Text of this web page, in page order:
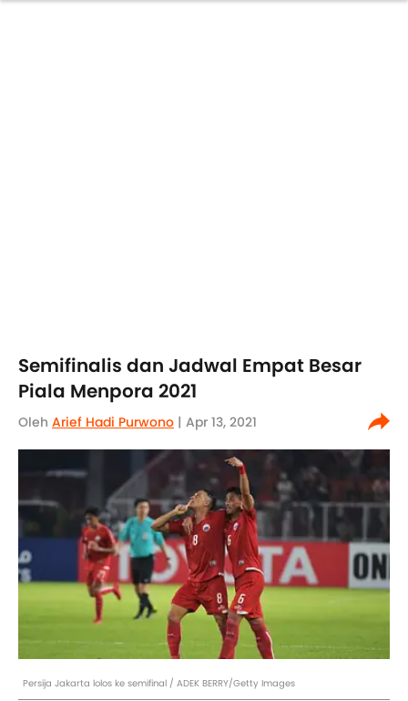
Semifinalis dan Jadwal Empat Besar
Piala Menpora 2021
Oleh Arief Hadi Purwono | Apr 13, 2021
Persija Jakarta lolos ke semifinal / ADEK BERRY/Getty Images